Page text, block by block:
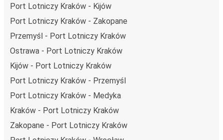
Kraków - Radom to81,99 zł, co sprawia, że podróż
autobusem jest znacznie tańsza od innych środków
transportu.
Podróż z: Port Lotniczy Kraków
Port Lotniczy Kraków: podróżujesz z tego miasta i nie
znasz go zbyt dobrze? Oto wszystko, co musisz wiedzieć.
Port Lotniczy Kraków jest węzłem komunikacyjnym z
innych miast i codziennie zabiera podróżujących na
przejazdy krajowe i zagraniczne.
Port Lotniczy Kraków - Kijów
Port Lotniczy Kraków - Zakopane
Przemyśl - Port Lotniczy Kraków
Ostrawa - Port Lotniczy Kraków
Kijów - Port Lotniczy Kraków
Port Lotniczy Kraków - Przemyśl
Port Lotniczy Kraków - Medyka
Kraków - Port Lotniczy Kraków
Zakopane - Port Lotniczy Kraków